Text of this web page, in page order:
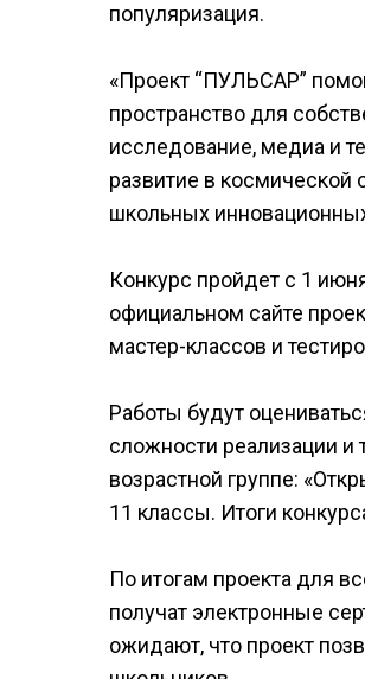
популяризация.
«Проект “ПУЛЬСАР”
пространство для
исследование, медиа и
развитие в космической
школьных
Конкурс пройдет с 1
официальном сайте
мастер-классов и
Работы будут
сложности реализации
возрастной группе:
11 классы. Итоги
По итогам проекта для
получат электронные
ожидают, что проект